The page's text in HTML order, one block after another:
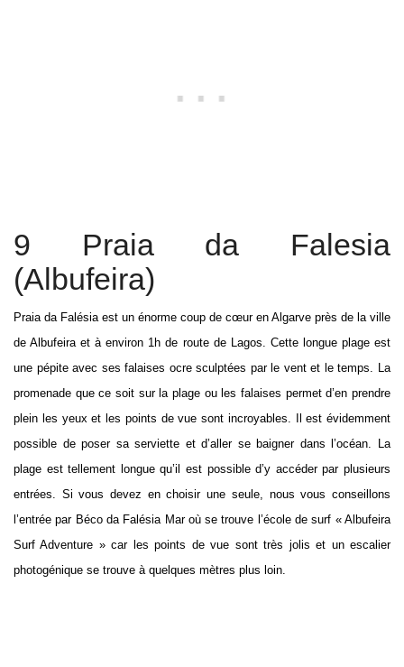
9 Praia da Falesia
(Albufeira)
Praia da Falésia est un énorme coup de cœur en Algarve près de la ville
de Albufeira et à environ 1h de route de Lagos. Cette longue plage est
une pépite avec ses falaises ocre sculptées par le vent et le temps. La
promenade que ce soit sur la plage ou les falaises permet d’en prendre
plein les yeux et les points de vue sont incroyables. Il est évidemment
possible de poser sa serviette et d’aller se baigner dans l’océan. La
plage est tellement longue qu’il est possible d’y accéder par plusieurs
entrées. Si vous devez en choisir une seule, nous vous conseillons
l’entrée par Béco da Falésia Mar où se trouve l’école de surf « Albufeira
Surf Adventure » car les points de vue sont très jolis et un escalier
photogénique se trouve à quelques mètres plus loin.